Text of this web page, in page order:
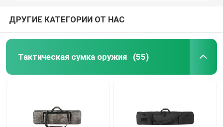
Тактическая сумка оружия
ДРУГИЕ КАТЕГОРИИ ОТ НАС
Тактическая сумка оружия (55)